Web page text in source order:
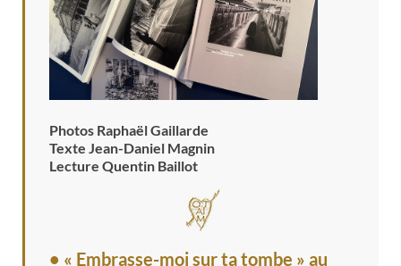
Photos Raphaël Gaillarde
Texte Jean-Daniel Magnin
Lecture Quentin Baillot
• « Embrasse-moi sur ta tombe » au